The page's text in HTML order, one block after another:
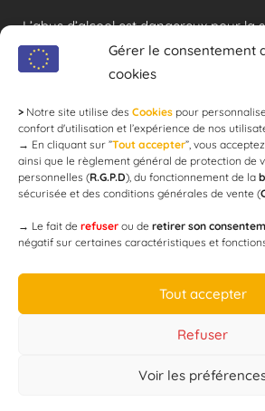
Gérer le consentement
cookies
> Notre site utilise des Cookies pour
confort d'utilisation et l’expérience de nos
→ En cliquant sur ”Tout accepter”, vous
ainsi que le règlement général de protection de
personnelles (R.G.P.D), du fonctionnement de la
sécurisée et des conditions générales de vente (
→ Le fait de refuser ou de retirer son
négatif sur certaines caractéristiques et
Tout accepter
Refuser
Voir les
L’abus d’alcool est dangereux pour
modération !
Newsletter
Designed byWEB3-